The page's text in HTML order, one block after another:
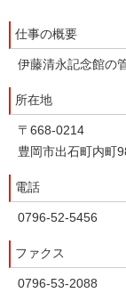
仕事の概要
伊藤清永記念館の
所在地
〒668-0214
豊岡市出石町内町
電話
0796-52-5456
ファクス
0796-53-2088